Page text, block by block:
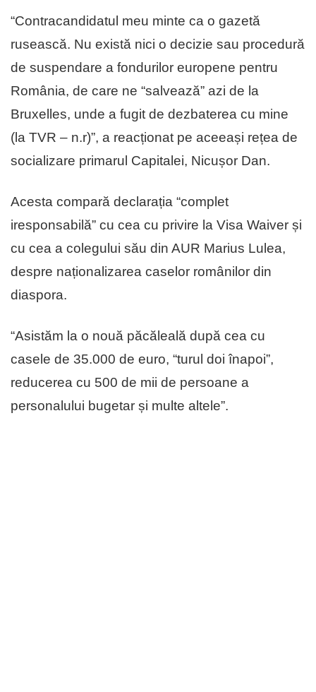
“Contracandidatul meu minte ca o gazetă
rusească. Nu există nici o decizie sau procedură
de suspendare a fondurilor europene pentru
România, de care ne “salvează” azi de la
Bruxelles, unde a fugit de dezbaterea cu mine
(la TVR – n.r)”, a reacționat pe aceeași rețea de
socializare primarul Capitalei, Nicușor Dan.
Acesta compară declarația “complet
iresponsabilă” cu cea cu privire la Visa Waiver și
cu cea a colegului său din AUR Marius Lulea,
despre naționalizarea caselor românilor din
diaspora.
“Asistăm la o nouă păcăleală după cea cu
casele de 35.000 de euro, “turul doi înapoi”,
reducerea cu 500 de mii de persoane a
personalului bugetar și multe altele”.